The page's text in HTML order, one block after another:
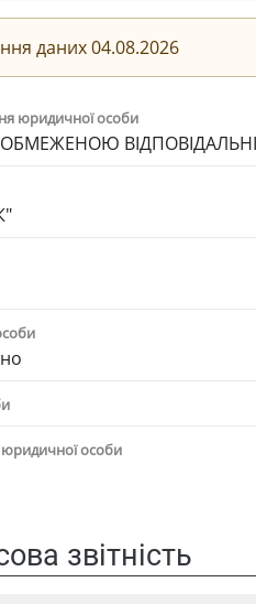
даних 04.08.2026
юридичної особи
особи
звітність